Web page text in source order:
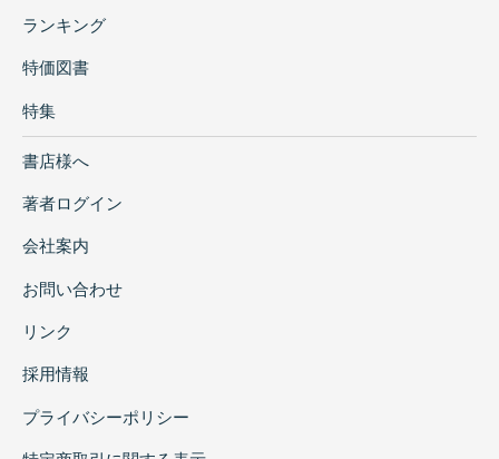
ランキング
特価図書
特集
書店様へ
著者ログイン
会社案内
お問い合わせ
リンク
採用情報
プライバシーポリシー